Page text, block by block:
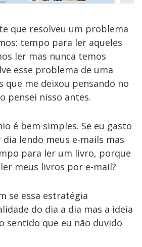
que resolveu um problema
tempo para ler aqueles
ler mas nunca temos
esse problema de uma
me deixou pensando no
pensei nisso antes.
é bem simples. Se eu gasto
lendo meus e-mails mas
para ler um livro, porque
meus livros por e-mail?
se essa estratégia
do dia a dia mas a ideia
sentido que eu não duvido